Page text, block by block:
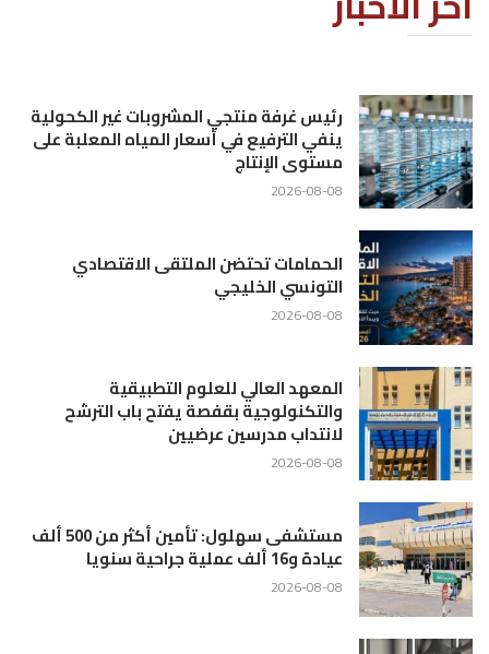
رئيس غرفة منتجي المشروبات غير الكحولية
ينفي الترفيع في أسعار المياه المعلبة على
مستوى الإنتاج
2026-08-08
الحمامات تحتضن الملتقى الاقتصادي
التونسي الخليجي
2026-08-08
المعهد العالي للعلوم التطبيقية
والتكنولوجية بقفصة يفتح باب الترشح
لانتداب مدرسين عرضيين
2026-08-08
مستشفى سهلول: تأمين أكثر من 500 ألف
عيادة و16 ألف عملية جراحية سنويا
2026-08-08